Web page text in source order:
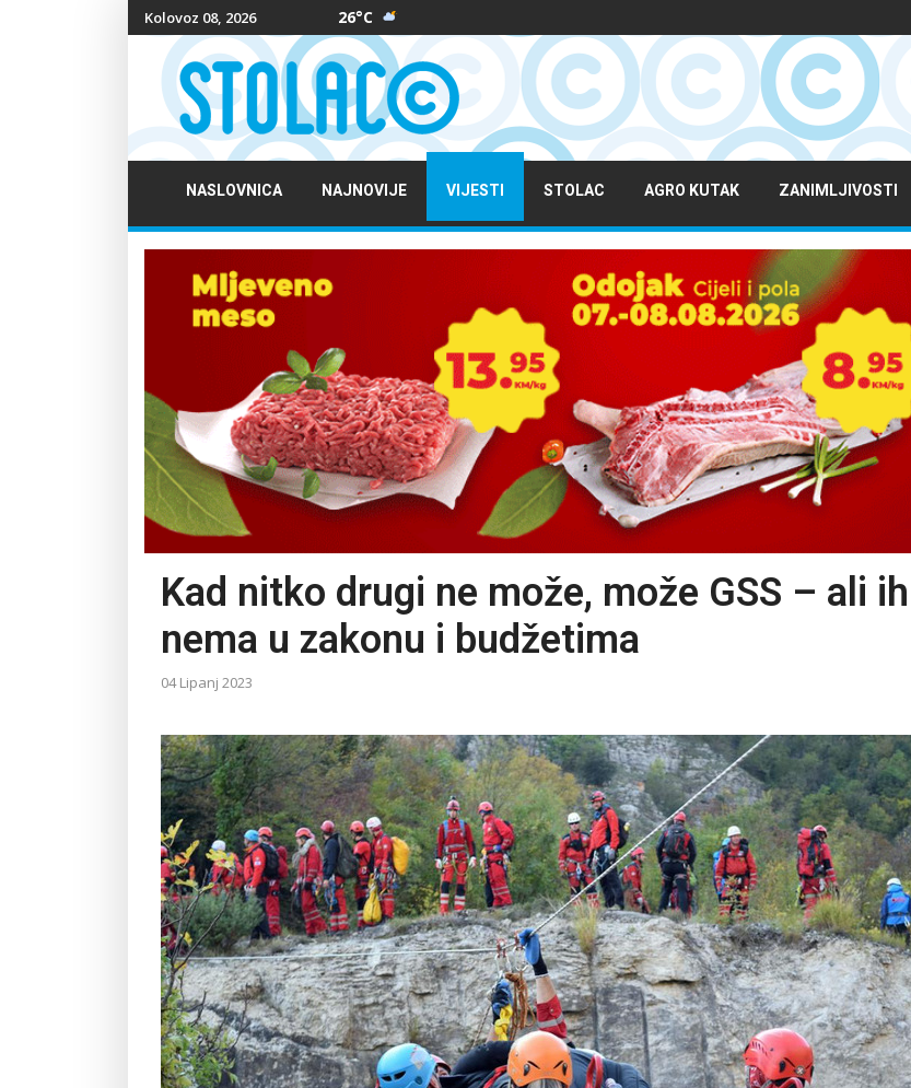
Kolovoz 08, 2026 26°C
NASLOVNICA NAJNOVIJE VIJESTI STOLAC AGRO KUTAK ZANIMLJIVOSTI
Kad nitko drugi ne može, može GSS – ali ih
nema u zakonu i budžetima
04 Lipanj 2023